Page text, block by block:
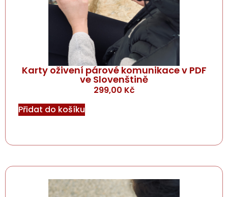
Karty oživení párové komunikace v PDF
ve Slovenštině
299,00 Kč
Přidat do košíku